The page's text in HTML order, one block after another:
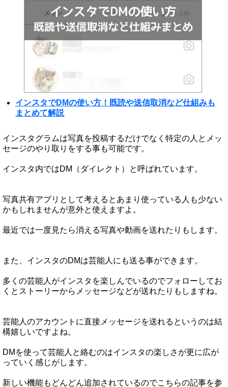
インスタでDMの使い方！既読や送信取消など仕組みも
まとめて解説
インスタグラムは写真を投稿するだけでなく特定の人とメッ
セージのやり取りをする事も可能です。
インスタ内ではDM（ダイレクト）と呼ばれています。
写真共有アプリとして考えるとあまり使っている人も少ない
かもしれませんが意外と使えますよ。
最近では一度見たら消える写真や動画を送れたりもします。
また、インスタのDMは芸能人にも送る事ができます。
多くの芸能人がインスタを楽しんでいるのでフォローしてお
くとストーリーからメッセージなどが送れたりもしますね。
芸能人のアカウントに直接メッセージを送れるというのは結
構嬉しいですよね。
DMを使って芸能人と絡むのはインスタの楽しさが更に広が
っていく感じがします。
新しい機能もどんどん追加されているのでこちらの記事を参